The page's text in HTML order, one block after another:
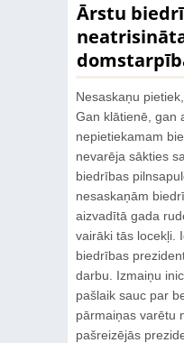
Ārstu
Nesaskaņu
Gan klātienē, gan
nepietiekamam
nevarēja sākties
biedrības
nesaskaņām
aizvadītā gada
vairāki tās locekļi.
biedrības
darbu. Izmaiņu
pašlaik sauc par
pārmaiņas varētu
pašreizējās